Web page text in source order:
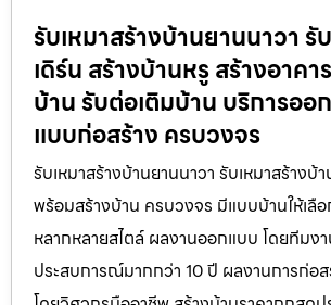
รับเหมาสร้างบ้านยานนาวา รั
เดิร์น สร้างบ้านหรู สร้างอาคา
บ้าน รับต่อเติมบ้าน บริการออ
แบบก่อสร้าง ครบวงจร
รับเหมาสร้างบ้านยานนาวา รับเหมาสร้าง
พร้อมสร้างบ้าน ครบวงจร มีแบบบ้านให้เลื
หลากหลายสไตล์ ผลงานออกแบบ โดยทีมง
ประสบการณ์มากกว่า 10 ปี ผลงานการก่อ